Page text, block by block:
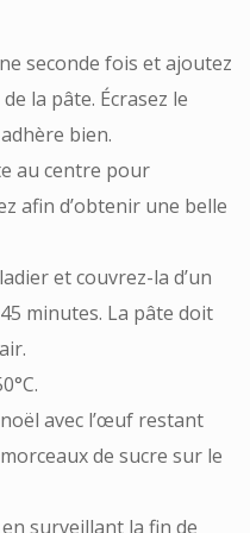
seconde fois et ajoutez
la pâte. Écrasez le
bien.
au centre pour
afin d’obtenir une belle
et couvrez-la d’un
minutes. La pâte doit
avec l’œuf restant
de sucre sur le
surveillant la fin de